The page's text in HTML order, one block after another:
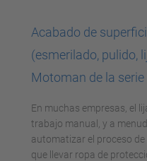
Acabado de
(esmerilado, pulido,
Motoman de la serie
En muchas empresas, el
trabajo manual, y a
automatizar el proceso
que llevar ropa de